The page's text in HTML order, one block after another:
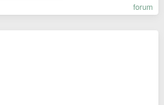
forum